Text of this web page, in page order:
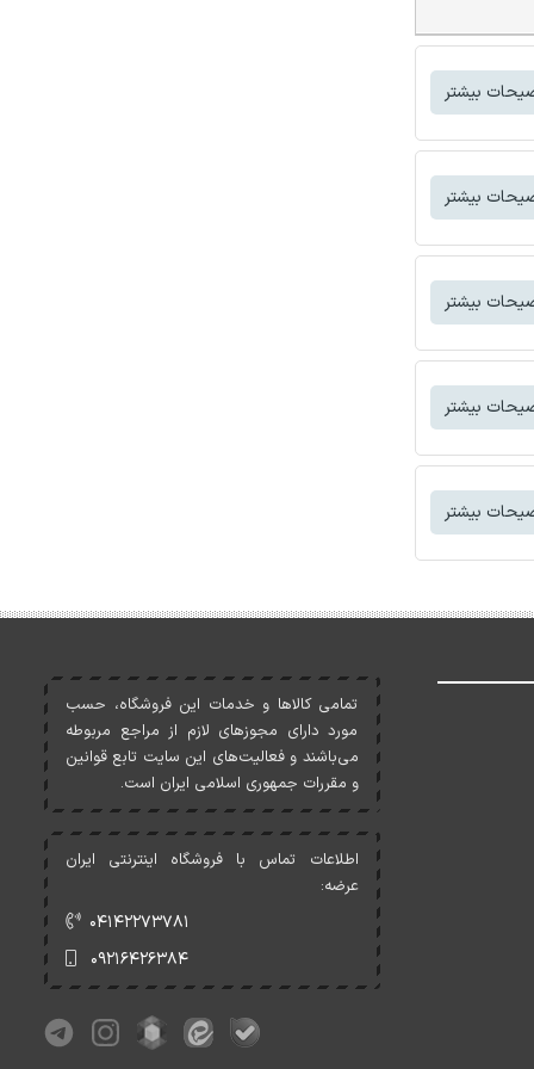
بیشتر
بیشتر
بیشتر
بیشتر
بیشتر
تمامی کالاها و خدمات اين فروشگاه، حسب
مورد دارای مجوزهای لازم از مراجع مربوطه
می‌باشند و فعاليت‌های اين سايت تابع قوانين
و مقررات جمهوری اسلامی ايران است.
اطلاعات تماس با فروشگاه اینترنتی ایران
عرضه:
۰۴۱۴۲۲۷۳۷۸۱
۰۹۲۱۶۴۲۶۳۸۴